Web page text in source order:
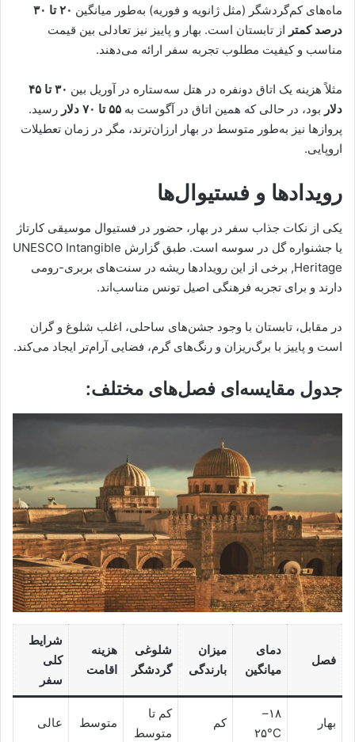
ماه‌های کم‌گردشگر (مثل ژانویه و فوریه) به‌طور میانگین
۲۰ تا ۳۰
درصد کمتر از تابستان است. بهار و پاییز نیز تعادلی بین قیمت
مناسب و کیفیت مطلوب تجربه سفر ارائه می‌دهند.
مثلاً هزینه یک اتاق دو‌نفره در هتل سه‌ستاره در آوریل بین
۳۰ تا ۴۵
دلار بود، در حالی که همین اتاق در آگوست به ۵۵ تا ۷۰ دلار
رسید.
پروازها نیز به‌طور متوسط در بهار ارزان‌ترند، مگر در زمان تعطیلات
اروپایی.
رویدادها و فستیوال‌ها
یکی از نکات جذاب سفر در بهار، حضور در فستیوال موسیقی کارتاژ
یا جشنواره گل در سوسه است. طبق گزارش UNESCO Intangible
Heritage, برخی از این رویدادها ریشه در سنت‌های بربری-رومی
دارند و برای تجربه فرهنگی اصیل تونس مناسب‌اند.
در مقابل، تابستان با وجود جشن‌های ساحلی، اغلب شلوغ و گران
است و پاییز با برگ‌ریزان و رنگ‌های گرم، فضایی آرام‌تر ایجاد می‌کند.
جدول مقایسه‌ای فصل‌های مختلف:
فصل
دمای
میانگین
میزان
بارندگی
شلوغی
گردشگر
هزینه
اقامت
شرایط
کلی
سفر
بهار
۱۸–
۲۵°C
کم
کم تا
متوسط
متوسط عالی